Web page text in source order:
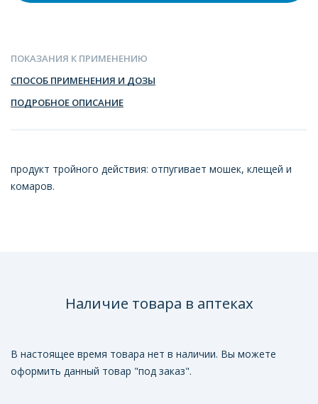
ПОКАЗАНИЯ К ПРИМЕНЕНИЮ
СПОСОБ ПРИМЕНЕНИЯ И ДОЗЫ
ПОДРОБНОЕ ОПИСАНИЕ
продукт тройного действия: отпугивает мошек, клещей и
комаров.
Наличие товара в аптеках
В настоящее время товара нет в наличии. Вы можете
оформить данный товар "под заказ".